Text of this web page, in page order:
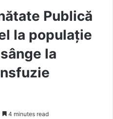
Publică
la populație
la
4 minutes read